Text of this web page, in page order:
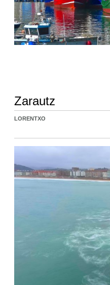
Zarautz
LORENTXO